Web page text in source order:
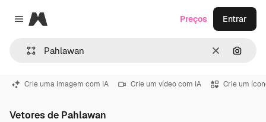
Close menu
Magnific
Limpar
Preços Entrar
Crie uma imagem com IA Crie um vídeo com IA Crie um
Vetores de Pahlawan